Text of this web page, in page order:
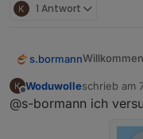
1 Antwort
s.bormann
iQontrol ist
Dies ist
Offline
Woduwolleschrieb am
zuletzt
@s-bormann ich